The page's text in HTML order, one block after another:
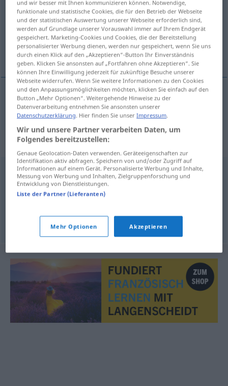
Übersicht aller Übersetzungen
(Für mehr Details die Übersetzung anklicken/antippen)
innombrable
innombrable zahllos
Synonyme für "zahllos"
unzählbar,unzählig
© OpenThesaurus.de
und wir besser mit Ihnen kommunizieren können. Notwendige,
funktionale und statistische Cookies, die für den Betrieb der Webseite
und der statistischen Auswertung unserer Webseite erforderlich sind,
werden auf Grundlage unserer Vorauswahl immer auf Ihrem Endgerät
gespeichert. Marketing-Cookies und Cookies, die der Bereitstellung
personalisierter Werbung dienen, werden nur gespeichert, wenn Sie uns
durch einen Klick auf den „Akzeptieren“-Button Ihr Einverständnis
geben. Klicken Sie ansonsten auf „Fortfahren ohne Akzeptieren“. Sie
können Ihre Einwilligung jederzeit für zukünftige Besuche unserer
Webseite widerrufen. Wenn Sie weitere Informationen zu den Cookies
und den Anpassungsmöglichkeiten möchten, klicken Sie einfach auf den
Button „Mehr Optionen“. Weitergehende Hinweise zu der
Datenverarbeitung entnehmen Sie ansonsten unserer
Datenschutzerklärung. Hier finden Sie unserImpressum.
Wir und unsere Partner verarbeiten Daten, um
Folgendes bereitzustellen:
Genaue Geolocation-Daten verwenden. Geräteeigenschaften zur
Identifikation aktiv abfragen. Speichern von und/oder Zugriff auf
Informationen auf einem Gerät. Personalisierte Werbung und Inhalte,
Messung von Werbung und Inhalten, Zielgruppenforschung und
Entwicklung von Dienstleistungen.
Liste der Partner (Lieferanten)
Mehr Optionen Akzeptieren